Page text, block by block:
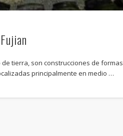
tierra, son construcciones de formas
principalmente en medio …